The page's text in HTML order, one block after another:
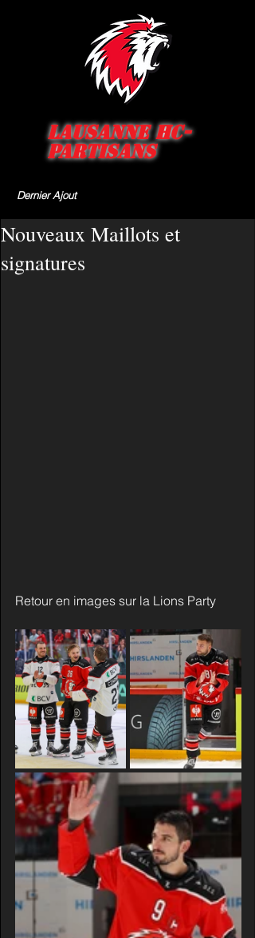
Lausanne HC-
Partisans
Dernier Ajout
Nouveaux Maillots et
signatures
Retour en images sur la Lions Party